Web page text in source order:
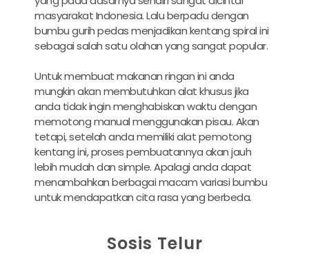
masyarakat Indonesia. Lalu berpadu dengan
bumbu gurih pedas menjadikan kentang spiral ini
sebagai salah satu olahan yang sangat popular.
Untuk membuat makanan ringan ini anda
mungkin akan membutuhkan alat khusus jika
anda tidak ingin menghabiskan waktu dengan
memotong manual menggunakan pisau. Akan
tetapi, setelah anda memiliki alat pemotong
kentang ini, proses pembuatannya akan jauh
lebih mudah dan simple. Apalagi anda dapat
menambahkan berbagai macam variasi bumbu
untuk mendapatkan cita rasa yang berbeda.
Sosis Telur